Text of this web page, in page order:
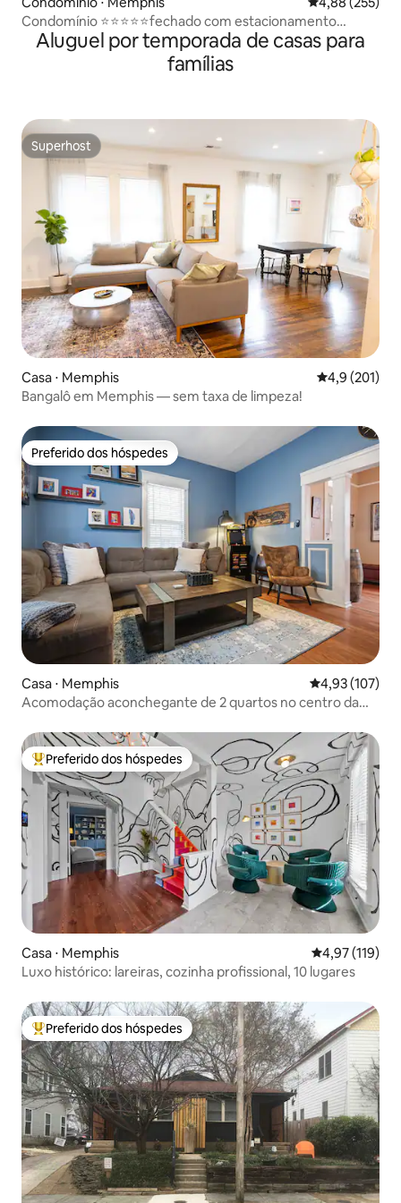
Condomínio ⭐️⭐️⭐️⭐️⭐️fechado com estacionamento
gratuito⭐️⭐️⭐️⭐️⭐️
Aluguel por temporada de casas para
famílias
Superhost
Superhost
Casa ⋅ Memphis 4,9 de uma
4,9 (201)
Bangalô em Memphis — sem taxa de limpeza!
Preferido dos hóspedes
Preferido dos hóspedes
Casa ⋅ Memphis 4,93 de uma
4,93 (107)
Acomodação aconchegante de 2 quartos no centro da
Entre os melhores preferidos dos hóspedes
Preferido dos hóspedes
Casa ⋅ Memphis 4,97 de uma
4,97 (119)
Luxo histórico: lareiras, cozinha profissional, 10 lugares
Entre os melhores preferidos dos hóspedes
Preferido dos hóspedes